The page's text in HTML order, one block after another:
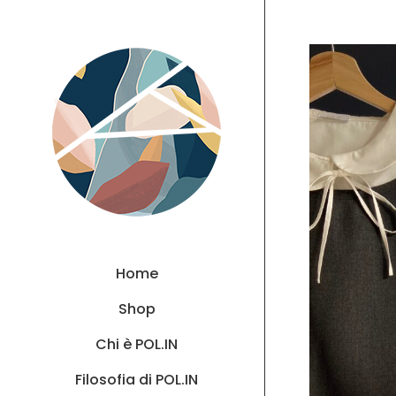
Home
Shop
Chi è POL.IN
Filosofia di POL.IN